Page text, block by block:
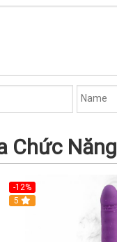
Chức Năng
-12%
5